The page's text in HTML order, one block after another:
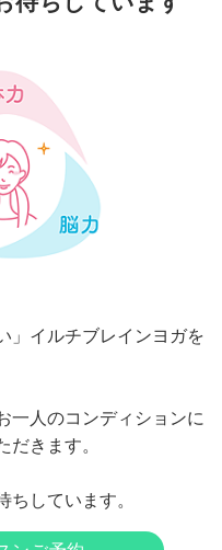
」イルチブレインヨガを
一人のコンディションに
きます。
しています。